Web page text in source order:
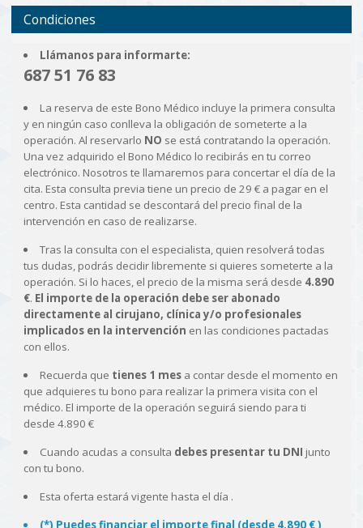
Condiciones
Llámanos para informarte:
687 51 76 83
La reserva de este Bono Médico incluye la primera consulta
y en ningún caso conlleva la obligación de someterte a la
operación. Al reservarlo NO se está contratando la operación.
Una vez adquirido el Bono Médico lo recibirás en tu correo
electrónico. Nosotros te llamaremos para concertar el día de la
cita. Esta consulta previa tiene un precio de 29 € a pagar en el
centro. Esta cantidad se descontará del precio final de la
intervención en caso de realizarse.
Tras la consulta con el especialista, quien resolverá todas
tus dudas, podrás decidir libremente si quieres someterte a la
operación. Si lo haces, el precio de la misma será desde 4.890
€. El importe de la operación debe ser abonado
directamente al cirujano, clínica y/o profesionales
implicados en la intervención en las condiciones pactadas
con ellos.
Recuerda que tienes 1 mesa contar desde el momento en
que adquieres tu bono para realizar la primera visita con el
médico. El importe de la operación seguirá siendo para ti
desde 4.890 €
Cuando acudas a consulta debes presentar tu DNI junto
con tu bono.
Esta oferta estará vigente hasta el día .